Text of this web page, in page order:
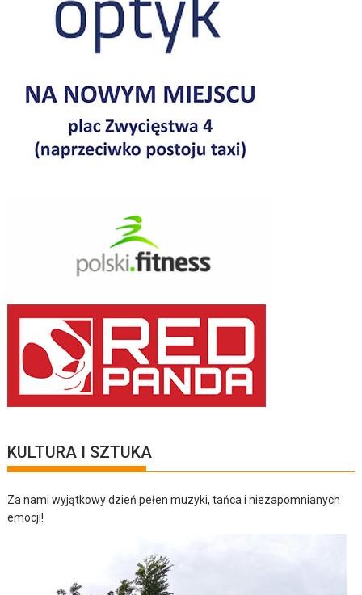
KULTURA I SZTUKA
Za nami wyjątkowy dzień pełen muzyki, tańca i niezapomnianych
emocji!